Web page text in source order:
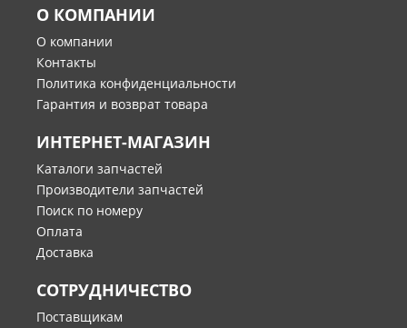
О КОМПАНИИ
О компании
Контакты
Политика конфиденциальности
Гарантия и возврат товара
ИНТЕРНЕТ-МАГАЗИН
Каталоги запчастей
Производители запчастей
Поиск по номеру
Оплата
Доставка
СОТРУДНИЧЕСТВО
Поставщикам